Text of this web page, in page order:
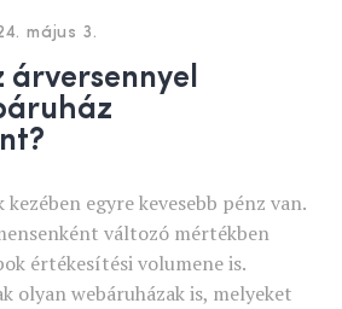
május 3.
árversennyel
egyre kevesebb pénz van.
változó mértékben
értékesítési volumene is.
olyan webáruházak is, melyeket